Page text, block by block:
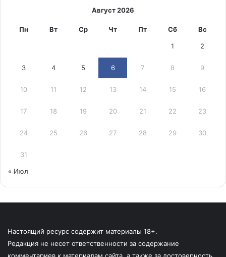
Август 2026
Пн Вт Ср Чт Пт Сб Вс
1 2
3 4 5 6 7 8 9
10 11 12 13 14 15 16
17 18 19 20 21 22 23
24 25 26 27 28 29 30
31
« Июл
Настоящий ресурс содержит материалы 18+.
Редакция не несет ответственности за содержание